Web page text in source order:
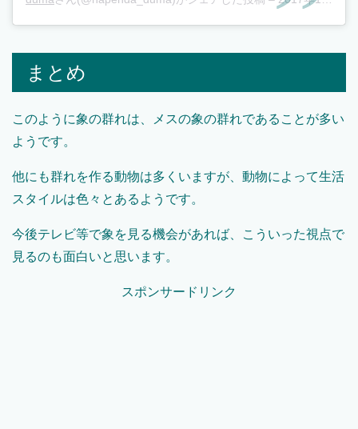
まとめ
このように象の群れは、メスの象の群れであることが多い
ようです。
他にも群れを作る動物は多くいますが、動物によって生活
スタイルは色々とあるようです。
今後テレビ等で象を見る機会があれば、こういった視点で
見るのも面白いと思います。
スポンサードリンク